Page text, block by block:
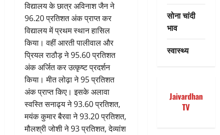
विद्यालय के छात्र अविनाश जैन ने
96.20 प्रतिशत अंक प्राप्त कर
विद्यालय में प्रथम स्थान हासिल
किया। वहीं आरती पालीवाल और
प्रियल राठौड़ ने 95.60 प्रतिशत
अंक अर्जित कर उत्कृष्ट प्रदर्शन
किया। मीत लोढ़ा ने 95 प्रतिशत
अंक प्राप्त किए। इसके अलावा
स्वस्ति सनाढ्य ने 93.60 प्रतिशत,
मयंक कुमार बैरवा ने 93.20 प्रतिशत,
मौलश्री जोशी ने 93 प्रतिशत, देव्यांश
सोना चांदी
भाव
स्वास्थ्य
Jaivardhan
TV